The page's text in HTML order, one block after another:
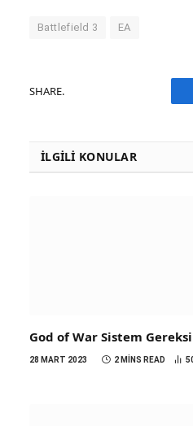
Battlefield 3 EA
SHARE.
İLGILI KONULAR
God of War Sistem
28 MART 2023 2 MINS READ